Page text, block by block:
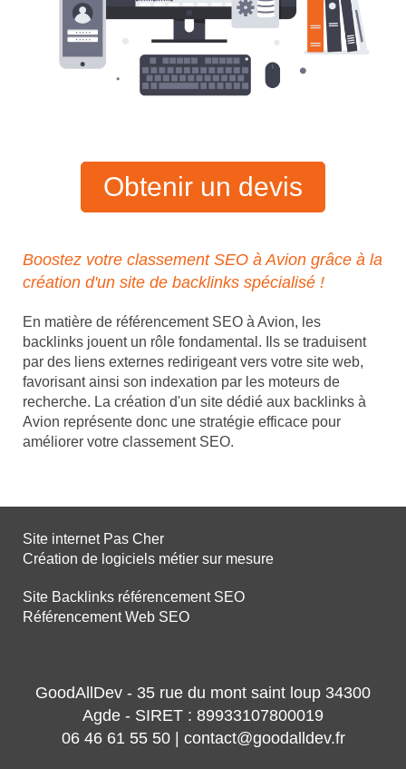
Obtenir un devis
Boostez votre classement SEO à Avion grâce à la
création d'un site de backlinks spécialisé !
En matière de référencement SEO à Avion, les
backlinks jouent un rôle fondamental. Ils se traduisent
par des liens externes redirigeant vers votre site web,
favorisant ainsi son indexation par les moteurs de
recherche. La création d'un site dédié aux backlinks à
Avion représente donc une stratégie efficace pour
améliorer votre classement SEO.
Site internet Pas Cher
Création de logiciels métier sur mesure
Site Backlinks référencement SEO
Référencement Web SEO
GoodAllDev - 35 rue du mont saint loup 34300
Agde - SIRET : 89933107800019
06 46 61 55 50 | contact@goodalldev.fr